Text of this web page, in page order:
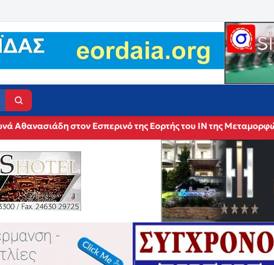
Αθανασιάδη στον Εσπερινό της Εορτής του ΙΝ της